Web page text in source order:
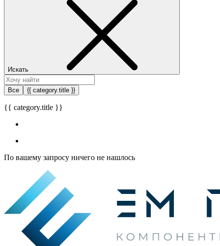
Искать
Все {{ category.title }}
{{ category.title }}
По вашему запросу ничего не нашлось